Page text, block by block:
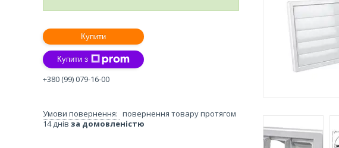
Купити
Купити з
+380 (99) 079-16-00
повернення товару протягом
14 днів за домовленістю